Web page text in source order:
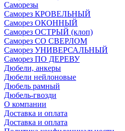
Саморезы
Саморез КРОВЕЛЬНЫЙ
Саморез ОКОННЫЙ
Саморез ОСТРЫЙ (клоп)
Саморез СО СВЕРЛОМ
Саморез УНИВЕРСАЛЬНЫЙ
Саморез ПО ДЕРЕВУ
Дюбели, анкеры
Дюбели нейлоновые
Дюбель рамный
Дюбель-гвозди
О компании
Доставка и оплата
Доставка и оплата